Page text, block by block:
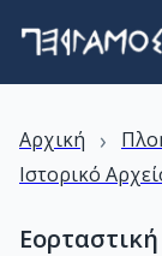
Αρχική ›
Ιστορικό